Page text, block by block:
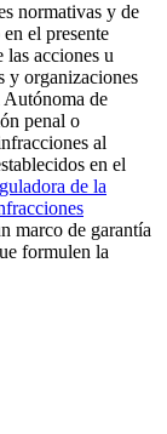
normativas y de
el presente
acciones u
y organizaciones
Autónoma de
penal o
al
en el
de la
marco de garantía
formulen la